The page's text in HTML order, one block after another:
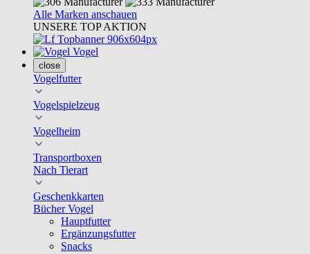
Alle Marken anschauen
UNSERE TOP AKTION
Vogel
close
Vogelfutter
Vogelspielzeug
Vogelheim
Transportboxen
Nach Tierart
Geschenkkarten
Bücher Vogel
Hauptfutter
Ergänzungsfutter
Snacks